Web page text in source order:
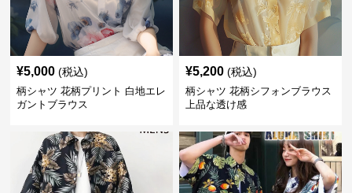
¥5,000 (税込)
柄シャツ 花柄プリント 白地エレ
ガントブラウス
¥5,200 (税込)
柄シャツ 花柄シフォンブラウス
上品な透け感